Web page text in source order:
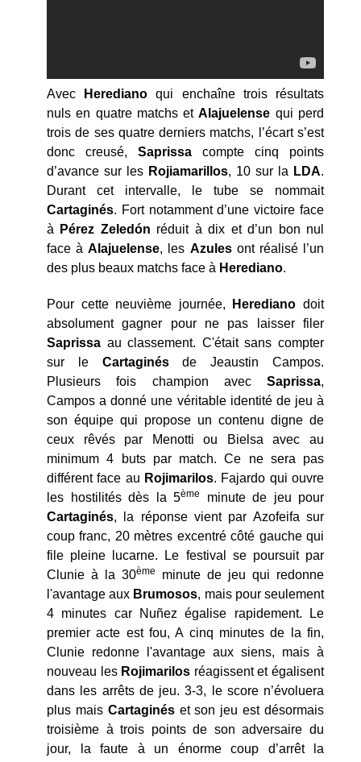
Avec Herediano qui enchaîne trois résultats
nuls en quatre matchs etAlajuelense qui perd
trois de ses quatre derniers matchs, l’écart s’est
donc creusé, Saprissa compte cinq points
d’avance sur les Rojiamarillos, 10 sur la LDA.
Durant cet intervalle, le tube se nommait
Cartaginés. Fort notamment d’une victoire face
à
Pérez Zeledón réduit à dix et d’un bon nul
face àAlajuelense, les Azulesont réalisé l’un
des plus beaux matchs face à Herediano.
Pour cette neuvième journée, Herediano doit
absolument gagner pour ne pas laisser filer
Saprissa au classement. C'était sans compter
sur le Cartaginésde Jeaustin Campos.
Plusieurs fois champion avec Saprissa,
Campos a donné une véritable identité de jeu à
son équipe qui propose un contenu digne de
ceux rêvés par Menotti ou Bielsa avec au
minimum 4 buts par match. Ce ne sera pas
différent face au Rojimarilos. Fajardo qui ouvre
les hostilités dès la 5ème
minute de jeu pour
Cartaginés, la réponse vient par Azofeifa sur
coup franc, 20 mètres excentré côté gauche qui
file pleine lucarne. Le festival se poursuit par
Clunie à la 30ème
minute de jeu qui redonne
l'avantage aux Brumosos, mais pour seulement
4 minutes car Nuñez égalise rapidement. Le
premier acte est fou, A cinq minutes de la fin,
Clunie redonne l'avantage aux siens, mais à
nouveau les Rojimarilos réagissent et égalisent
dans les arrêts de jeu. 3-3, le score n’évoluera
plus mais Cartaginéset son jeu est désormais
troisième à trois points de son adversaire du
jour, la faute à un énorme coup d’arrêt la